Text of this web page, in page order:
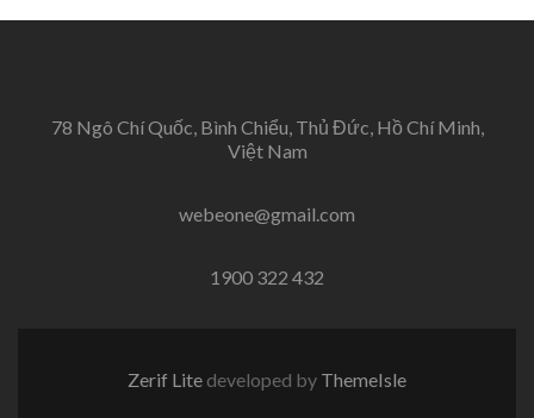
78 Ngô Chí Quốc, Bình Chiểu, Thủ Đức, Hồ Chí Minh,
Việt Nam
webeone@gmail.com
1900 322 432
Zerif Lite developed by ThemeIsle